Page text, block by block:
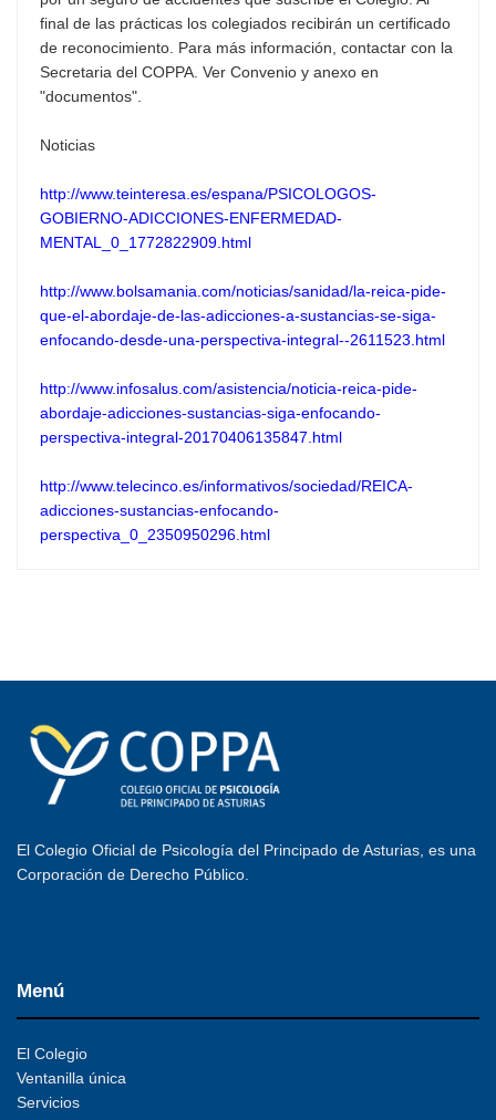
final de las prácticas los colegiados recibirán un certificado
de reconocimiento. Para más información, contactar con la
Secretaria del COPPA. Ver Convenio y anexo en
"documentos".
Noticias
http://www.teinteresa.es/espana/PSICOLOGOS-
GOBIERNO-ADICCIONES-ENFERMEDAD-
MENTAL_0_1772822909.html
http://www.bolsamania.com/noticias/sanidad/la-reica-pide-
que-el-abordaje-de-las-adicciones-a-sustancias-se-siga-
enfocando-desde-una-perspectiva-integral--2611523.html
http://www.infosalus.com/asistencia/noticia-reica-pide-
abordaje-adicciones-sustancias-siga-enfocando-
perspectiva-integral-20170406135847.html
http://www.telecinco.es/informativos/sociedad/REICA-
adicciones-sustancias-enfocando-
perspectiva_0_2350950296.html
El Colegio Oficial de Psicología del Principado de Asturias, es una
Corporación de Derecho Público.
Menú
El Colegio
Ventanilla única
Servicios